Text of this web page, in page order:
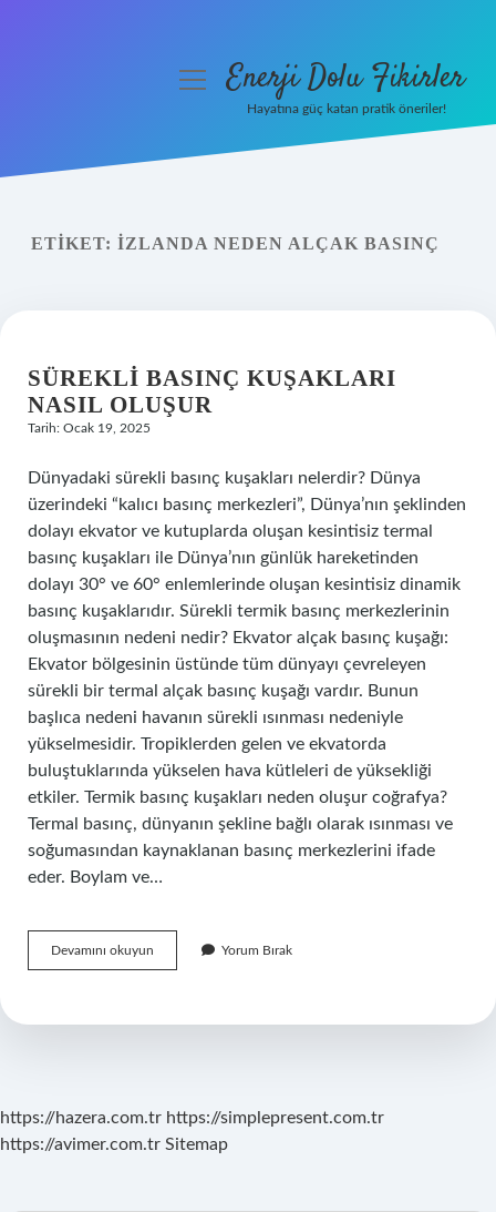
Yasal Uyarı
menüyüEnerji Dolu Fikirler
Hayatına güç katan pratik öneriler!
ETIKET: İZLANDA NEDEN ALÇAK BASINÇ
SÜREKLI BASINÇ KUŞAKLARI
NASIL OLUŞUR
Tarih: Ocak 19, 2025
Dünyadaki sürekli basınç kuşakları nelerdir? Dünya
üzerindeki “kalıcı basınç merkezleri”, Dünya’nın şeklinden
dolayı ekvator ve kutuplarda oluşan kesintisiz termal
basınç kuşakları ile Dünya’nın günlük hareketinden
dolayı 30° ve 60° enlemlerinde oluşan kesintisiz dinamik
basınç kuşaklarıdır. Sürekli termik basınç merkezlerinin
oluşmasının nedeni nedir? Ekvator alçak basınç kuşağı:
Ekvator bölgesinin üstünde tüm dünyayı çevreleyen
sürekli bir termal alçak basınç kuşağı vardır. Bunun
başlıca nedeni havanın sürekli ısınması nedeniyle
yükselmesidir. Tropiklerden gelen ve ekvatorda
buluştuklarında yükselen hava kütleleri de yüksekliği
etkiler. Termik basınç kuşakları neden oluşur coğrafya?
Termal basınç, dünyanın şekline bağlı olarak ısınması ve
soğumasından kaynaklanan basınç merkezlerini ifade
eder. Boylam ve…
Devamını okuyun
Basınç
Oluşur
Yorum Bırak
https://hazera.com.tr https://simplepresent.com.tr
https://avimer.com.tr Sitemap